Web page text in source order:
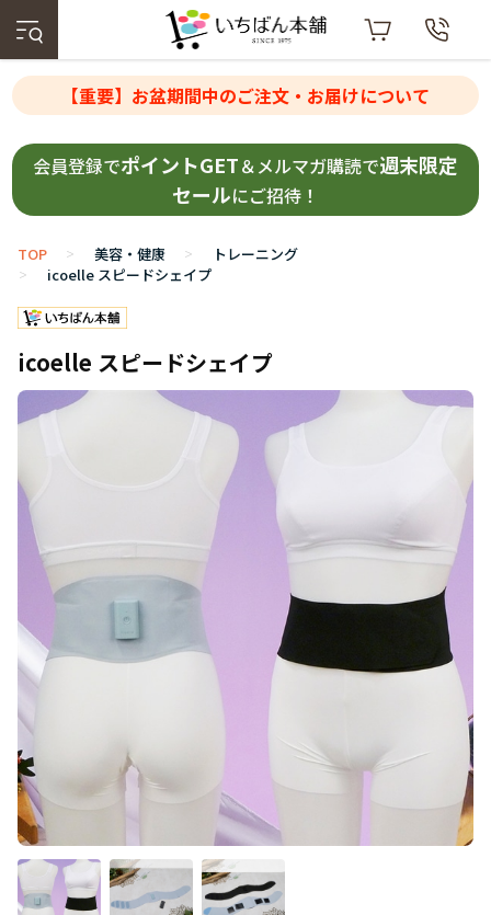
【重要】お盆期間中のご注文・お届けについて
会員登録でポイントGET＆メルマガ購読で週末限定
セールにご招待！
TOP 美容・健康
>
トレーニング
icoelle スピードシェイプ
icoelle スピードシェイプ